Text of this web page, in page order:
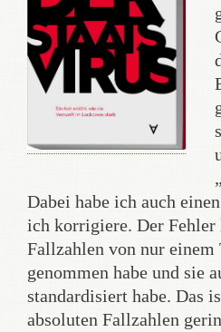
Dabei habe ich auch
ich korrigiere. Der Fehler
Fallzahlen von nur einem
genommen habe und sie
standardisiert habe. Das
absoluten Fallzahlen